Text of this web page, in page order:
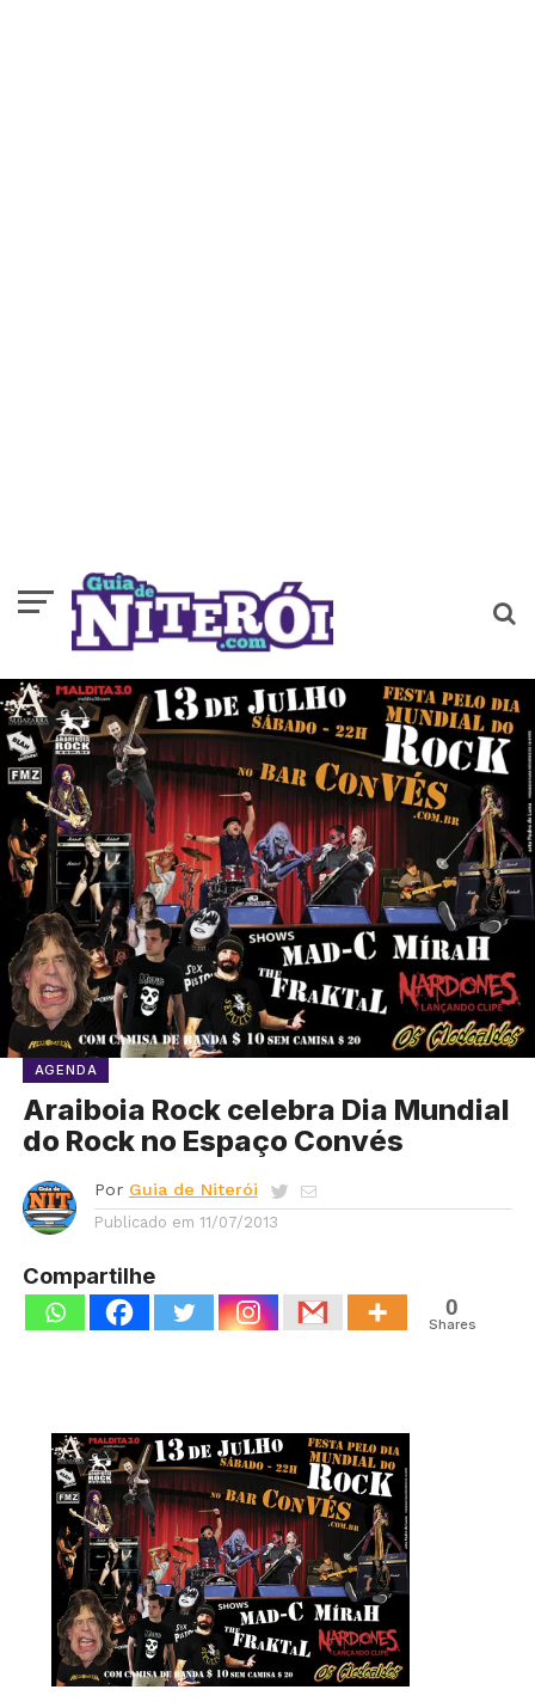
AGENDA
Araiboia Rock celebra Dia Mundial
do Rock no Espaço Convés
Por Guia de Niterói
Publicado em 11/07/2013
Compartilhe
0
Shares